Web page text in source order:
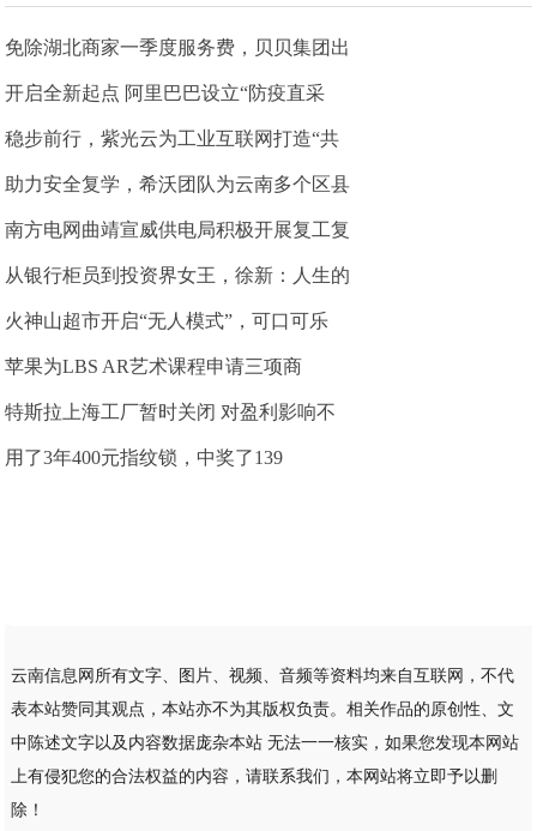
免除湖北商家一季度服务费，贝贝集团出
开启全新起点 阿里巴巴设立“防疫直采
稳步前行，紫光云为工业互联网打造“共
助力安全复学，希沃团队为云南多个区县
南方电网曲靖宣威供电局积极开展复工复
从银行柜员到投资界女王，徐新：人生的
火神山超市开启“无人模式”，可口可乐
苹果为LBS AR艺术课程申请三项商
特斯拉上海工厂暂时关闭 对盈利影响不
用了3年400元指纹锁，中奖了139
云南信息网所有文字、图片、视频、音频等资料均来自互联网，不代
表本站赞同其观点，本站亦不为其版权负责。相关作品的原创性、文
中陈述文字以及内容数据庞杂本站 无法一一核实，如果您发现本网站
上有侵犯您的合法权益的内容，请联系我们，本网站将立即予以删
除！